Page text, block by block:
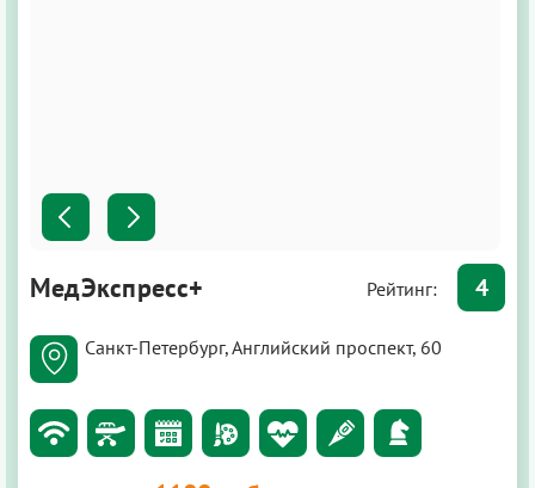
МедЭкспресс+ Рейтинг: 4
Санкт-Петербург, Английский проспект, 60